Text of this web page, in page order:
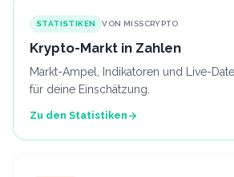
STATISTIKEN VON MISSCRYPTO
Krypto-Markt in Zahlen
Markt-Ampel, Indikatoren und Live-
für deine Einschätzung.
Zu den Statistiken